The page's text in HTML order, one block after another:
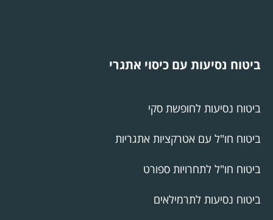
ביטוח נסיעות עם כיסוי אתגרי
ביטוח נסיעות לחופשת סקי
ביטוח חו"ל עם אטרקציות אתגריות
ביטוח חו"ל לתחרויות ספורט
ביטוח נסיעות לתרמילאים